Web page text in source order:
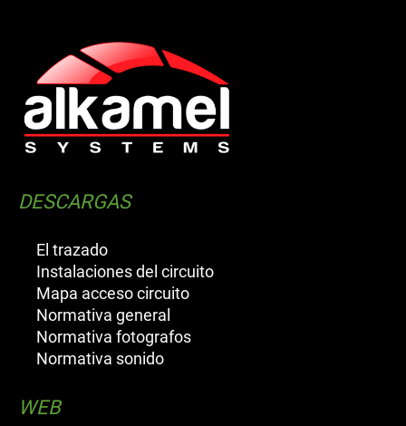
DESCARGAS
El trazado
Instalaciones del circuito
Mapa acceso circuito
Normativa general
Normativa fotografos
Normativa sonido
WEB